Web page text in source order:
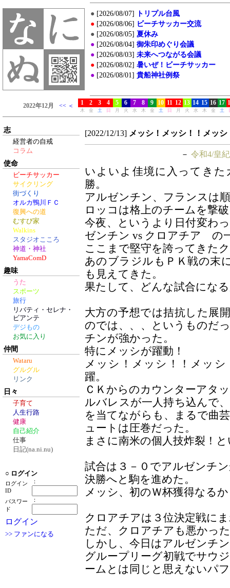
志
経営者の自戒
コラム
使命
ビーチサッカー
サイクリング
街づくり
オルカ鴨川ＦＣ
復興への道
むすび家
Walkins
スタジオこころ
神道・神社
YamaComD
趣味
うた
スポーツ
旅行
リバティ・セレナ・
ビアンテ
デジもの
お気に入り
仲間
Wataru
グルグル
リンク
日々
子育て
人生行路
健康
自己紹介
仕事
日記(na.ni.nu)
○ ログイン
ログイン
ID
：
パスワー
ド
：
ログイン
>> ファンになる
[2022/12/13] メッシ！メッシ！！メッシ
－ 令和4/皇
いよいよ佳境に入ってき
勝。
アルゼンチン、フランスは
ロッコは格上のチームを撃
今夜、というより日付変わ
ゼンチン vs クロアチア の
ここまで堅守を誇ってきた
あのブラジルもＰＫ戦の末
も見えてきた。
果たして、どんな試合にな
大方の予想では拮抗した展
のでは、、、というものだ
チンが強かった。
特にメッシが躍動！
メッシ！メッシ！！メッ
躍。
ＣＫからのカウンターアタ
ルバレスが一人持ち込んで
を当てながらも、まるで曲
ュートは圧巻だった。
まさに南米の個人技炸裂！
試合は３－０でアルゼンチ
決勝へと駒を進めた。
メッシ、初のＷ杯獲得なる
クロアチアは３位決定戦に
ただ、クロアチアも悪かっ
しかし、今日はアルゼンチ
グループリーグ初戦でサウ
ームとは同じと思えないパ